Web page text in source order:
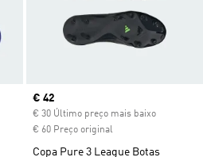
Discount
Current price
€ 42
€ 30 Último preço mais baixo
€ 60 Preço original
Copa Pure 3 League Botas